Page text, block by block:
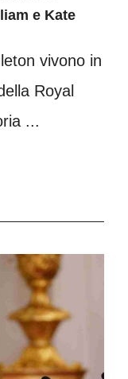
e Kate
vivono in
Royal
...